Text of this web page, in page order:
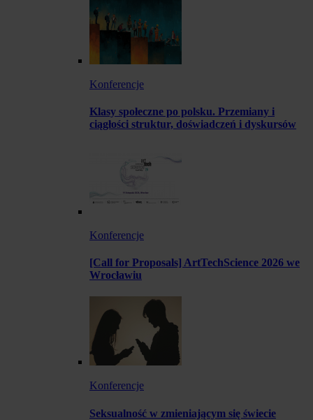
Konferencje
Klasy społeczne po polsku. Przemiany i
ciągłości struktur, doświadczeń i dyskursów
Konferencje
[Call for Proposals] ArtTechScience 2026 we
Wrocławiu
Konferencje
Seksualność w zmieniającym się świecie